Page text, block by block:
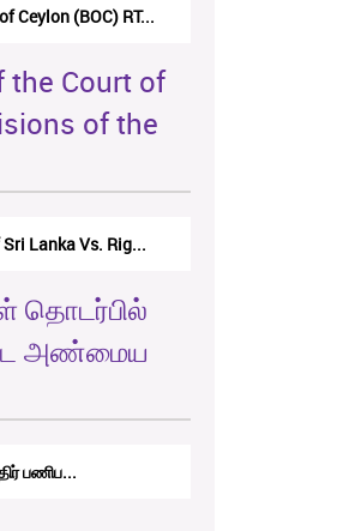
Ceylon (BOC) RT...
the Court of
of the
Lanka Vs. Rig...
தொடர்பில்
அண்மைய
பணிப...